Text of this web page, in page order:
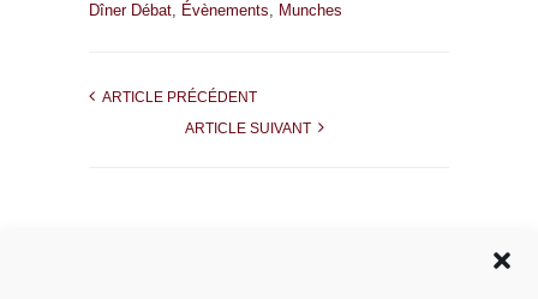
Dîner Débat, Évènements, Munches
ARTICLE PRÉCÉDENT
ARTICLE SUIVANT